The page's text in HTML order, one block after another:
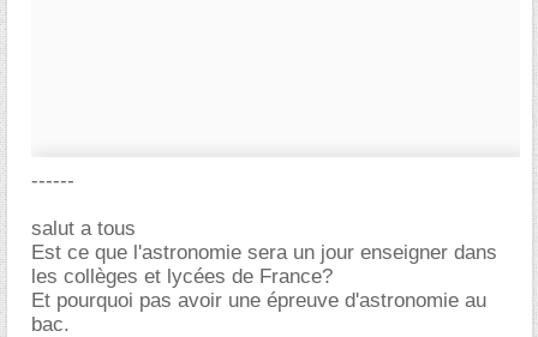
------
salut a tous
Est ce que l'astronomie sera un jour enseigner dans
les collèges et lycées de France?
Et pourquoi pas avoir une épreuve d'astronomie au
bac.